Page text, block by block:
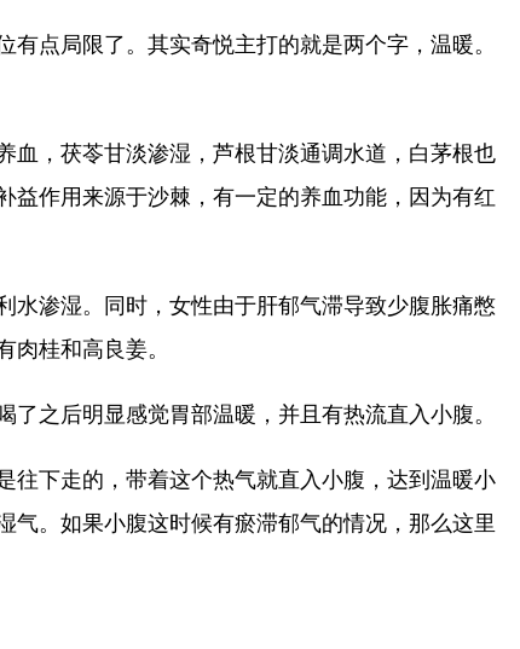
点局限了。其实奇悦主打的就是两个字，温暖。
血，茯苓甘淡渗湿，芦根甘淡通调水道，白茅根也
益作用来源于沙棘，有一定的养血功能，因为有红
水渗湿。同时，女性由于肝郁气滞导致少腹胀痛憋
桂和高良姜。
之后明显感觉胃部温暖，并且有热流直入小腹。
往下走的，带着这个热气就直入小腹，达到温暖小
气。如果小腹这时候有瘀滞郁气的情况，那么这里